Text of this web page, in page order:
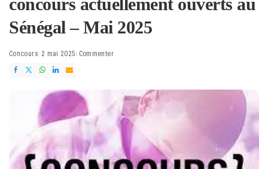
Sénégal – Mai 2025
Concours 2 mai 2025 Commenter